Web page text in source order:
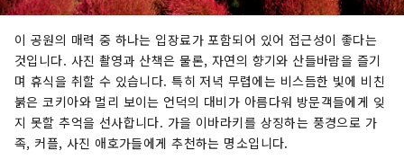
이 공원의 매력 중 하나는 입장료가 포함되어 있어 접근성이 좋다는
것입니다. 사진 촬영과 산책은 물론, 자연의 향기와 산들바람을 즐기
며 휴식을 취할 수 있습니다. 특히 저녁 무렵에는 비스듬한 빛에 비친
붉은 코키아와 멀리 보이는 언덕의 대비가 아름다워 방문객들에게 잊
지 못할 추억을 선사합니다. 가을 이바라키를 상징하는 풍경으로 가
족, 커플, 사진 애호가들에게 추천하는 명소입니다.